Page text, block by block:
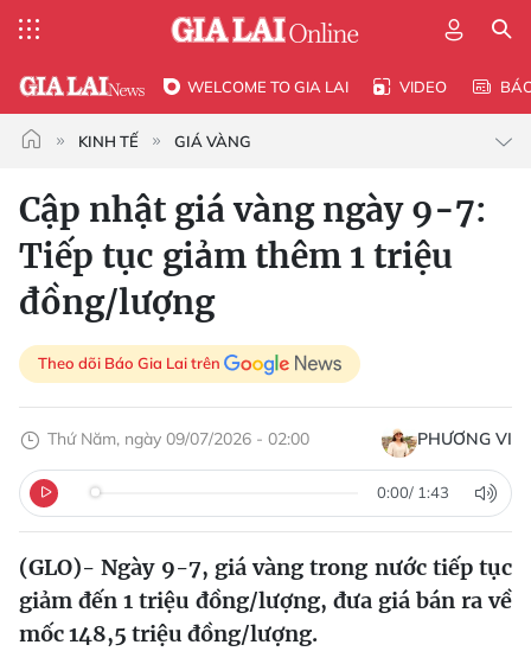
WELCOME TO GIA LAI VIDEO
KINH TẾ GIÁ VÀNG
Cập nhật giá vàng ngày 9-7:
Tiếp tục giảm thêm 1 triệu
đồng/lượng
Theo dõi Báo Gia Lai trên
Thứ Năm, ngày 09/07/2026 - 02:00 PHƯƠNG VI
0:00/ 1:43
(GLO)- Ngày 9-7, giá vàng trong nước tiếp tục
giảm đến 1 triệu đồng/lượng, đưa giá bán ra về
mốc 148,5 triệu đồng/lượng.